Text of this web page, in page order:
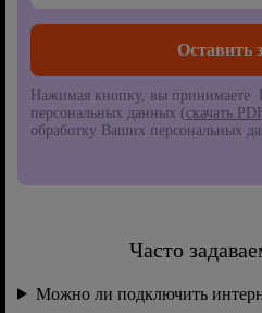
Нажимая кнопку, вы принимаете
персональных данных (скачать
обработку Ваших персональных
Часто
Можно ли подключить